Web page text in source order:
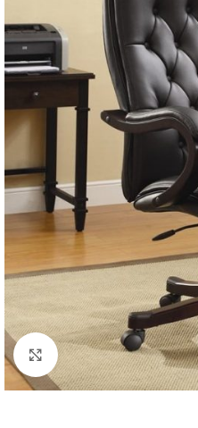
Click to enlarge